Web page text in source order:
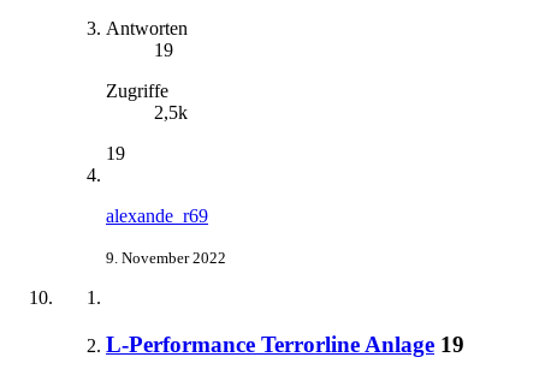
Antworten
19
Zugriffe
2,5k
19
alexande_r69
9. November 2022
L-Performance Terrorline Anlage 19